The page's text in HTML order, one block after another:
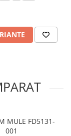
MULE FD5131-
001